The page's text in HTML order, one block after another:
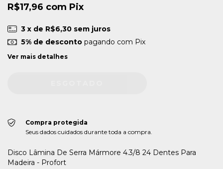
R$17,96 com Pix
3 x de R$6,30 sem juros
5% de descontopagando com Pix
Ver mais detalhes
Compra protegida
Seus dados cuidados durante toda a compra.
Disco Lâmina De Serra Mármore 4.3/8 24 Dentes Para
Madeira - Profort